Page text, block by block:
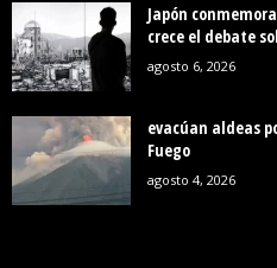
Japón
crece el debate
agosto 6, 2026
evacúan aldeas
Fuego
agosto 4, 2026